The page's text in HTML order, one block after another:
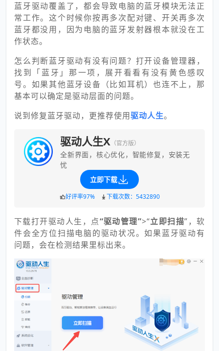
蓝牙驱动覆盖了，都会导致电脑的蓝牙模块无法正
常工作。这个时候你按再多次配对键、开关再多次
蓝牙都没用，因为电脑的蓝牙发射器根本就没在工
作状态。
怎么判断蓝牙驱动有没有问题？打开设备管理器，
找到「蓝牙」那一项，展开看看有没有黄色感叹
号。如果其他蓝牙设备（比如耳机）也连不上，那
基本可以确定是驱动层面的问题。
说到修复蓝牙驱动，更推荐使用驱动人生。
驱动人生X （官方版）
全新界面，核心优化，智能修复，安装无
忧
立即下载
好评率97% 下载次数：5432890
下载打开驱动人生，点“驱动管理”>“立即扫描”，软
件会全方位扫描电脑的驱动状况。如果蓝牙驱动有
问题，会在检测结果里标出来。